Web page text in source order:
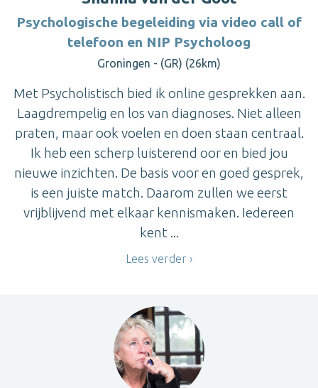
Psychologische begeleiding via video call of
telefoon en NIP Psycholoog
Groningen - (GR) (26km)
Met Psycholistisch bied ik online gesprekken aan.
Laagdrempelig en los van diagnoses. Niet alleen
praten, maar ook voelen en doen staan centraal.
Ik heb een scherp luisterend oor en bied jou
nieuwe inzichten. De basis voor en goed gesprek,
is een juiste match. Daarom zullen we eerst
vrijblijvend met elkaar kennismaken. Iedereen
kent ...
Lees verder